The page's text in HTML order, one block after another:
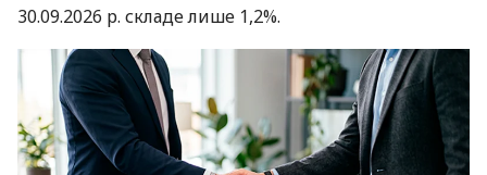
30.09.2026 р. складе лише 1,2%.